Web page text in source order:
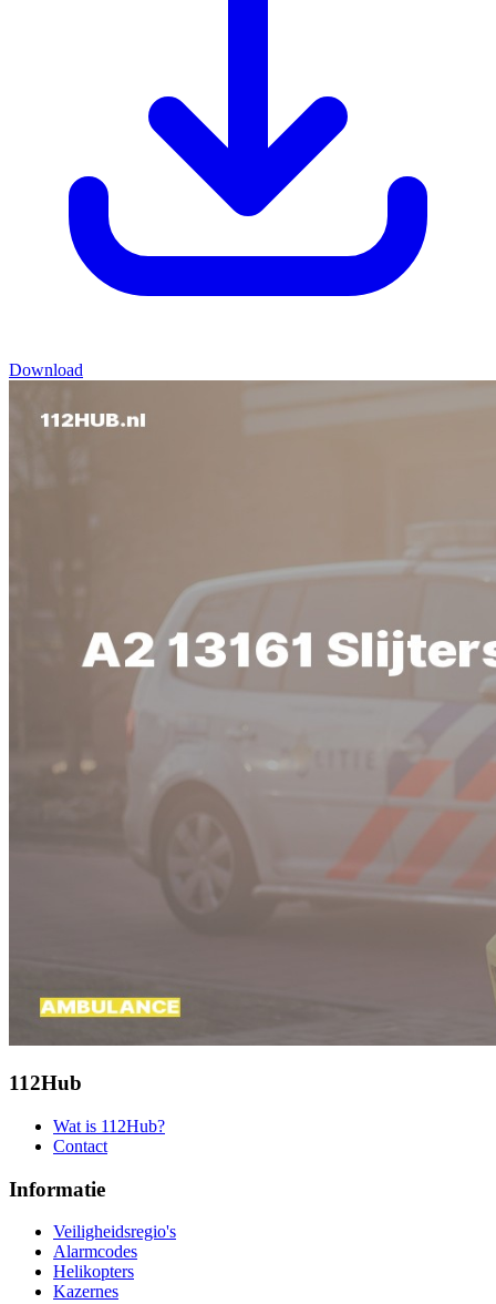
Download
112Hub
Wat is 112Hub?
Contact
Informatie
Veiligheidsregio's
Alarmcodes
Helikopters
Kazernes